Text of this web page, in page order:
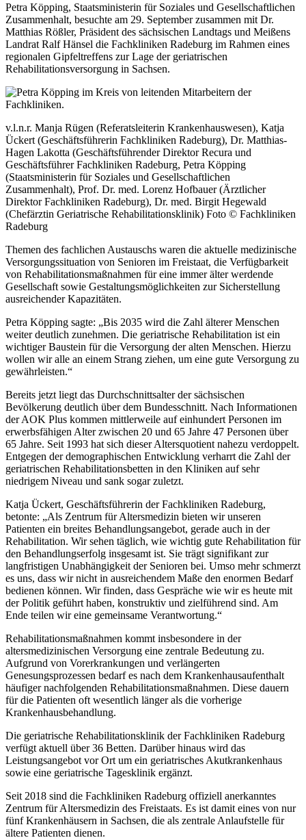
Petra Köpping, Staatsministerin für Soziales und Gesellschaftlichen
Zusammenhalt, besuchte am 29. September zusammen mit Dr.
Matthias Rößler, Präsident des sächsischen Landtags und Meißens
Landrat Ralf Hänsel die Fachkliniken Radeburg im Rahmen eines
regionalen Gipfeltreffens zur Lage der geriatrischen
Rehabilitationsversorgung in Sachsen.
v.l.n.r. Manja Rügen (Referatsleiterin Krankenhauswesen), Katja
Ückert (Geschäftsführerin Fachkliniken Radeburg), Dr. Matthias-
Hagen Lakotta (Geschäftsführender Direktor Recura und
Geschäftsführer Fachkliniken Radeburg, Petra Köpping
(Staatsministerin für Soziales und Gesellschaftlichen
Zusammenhalt), Prof. Dr. med. Lorenz Hofbauer (Ärztlicher
Direktor Fachkliniken Radeburg), Dr. med. Birgit Hegewald
(Chefärztin Geriatrische Rehabilitationsklinik) Foto © Fachkliniken
Radeburg
Themen des fachlichen Austauschs waren die aktuelle medizinische
Versorgungssituation von Senioren im Freistaat, die Verfügbarkeit
von Rehabilitationsmaßnahmen für eine immer älter werdende
Gesellschaft sowie Gestaltungsmöglichkeiten zur Sicherstellung
ausreichender Kapazitäten.
Petra Köpping sagte: „Bis 2035 wird die Zahl älterer Menschen
weiter deutlich zunehmen. Die geriatrische Rehabilitation ist ein
wichtiger Baustein für die Versorgung der alten Menschen. Hierzu
wollen wir alle an einem Strang ziehen, um eine gute Versorgung zu
gewährleisten.“
Bereits jetzt liegt das Durchschnittsalter der sächsischen
Bevölkerung deutlich über dem Bundesschnitt. Nach Informationen
der AOK Plus kommen mittlerweile auf einhundert Personen im
erwerbsfähigen Alter zwischen 20 und 65 Jahre 47 Personen über
65 Jahre. Seit 1993 hat sich dieser Altersquotient nahezu verdoppelt.
Entgegen der demographischen Entwicklung verharrt die Zahl der
geriatrischen Rehabilitationsbetten in den Kliniken auf sehr
niedrigem Niveau und sank sogar zuletzt.
Katja Ückert, Geschäftsführerin der Fachkliniken Radeburg,
betonte: „Als Zentrum für Altersmedizin bieten wir unseren
Patienten ein breites Behandlungsangebot, gerade auch in der
Rehabilitation. Wir sehen täglich, wie wichtig gute Rehabilitation für
den Behandlungserfolg insgesamt ist. Sie trägt signifikant zur
langfristigen Unabhängigkeit der Senioren bei. Umso mehr schmerzt
es uns, dass wir nicht in ausreichendem Maße den enormen Bedarf
bedienen können. Wir finden, dass Gespräche wie wir es heute mit
der Politik geführt haben, konstruktiv und zielführend sind. Am
Ende teilen wir eine gemeinsame Verantwortung.“
Rehabilitationsmaßnahmen kommt insbesondere in der
altersmedizinischen Versorgung eine zentrale Bedeutung zu.
Aufgrund von Vorerkrankungen und verlängerten
Genesungsprozessen bedarf es nach dem Krankenhausaufenthalt
häufiger nachfolgenden Rehabilitationsmaßnahmen. Diese dauern
für die Patienten oft wesentlich länger als die vorherige
Krankenhausbehandlung.
Die geriatrische Rehabilitationsklinik der Fachkliniken Radeburg
verfügt aktuell über 36 Betten. Darüber hinaus wird das
Leistungsangebot vor Ort um ein geriatrisches Akutkrankenhaus
sowie eine geriatrische Tagesklinik ergänzt.
Seit 2018 sind die Fachkliniken Radeburg offiziell anerkanntes
Zentrum für Altersmedizin des Freistaats. Es ist damit eines von nur
fünf Krankenhäusern in Sachsen, die als zentrale Anlaufstelle für
ältere Patienten dienen.